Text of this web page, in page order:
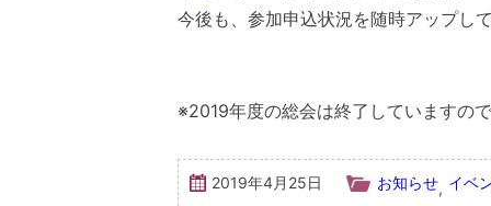
今後も、参加申込状況を随時アップして
※2019年度の総会は終了していますの
2019年4月25日 お知らせ, イベ